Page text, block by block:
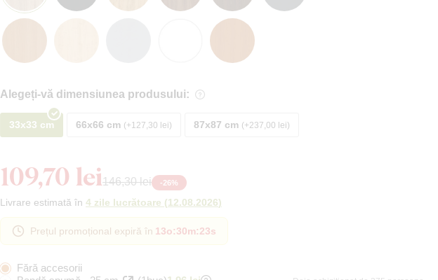
Alegeți-vă dimensiunea produsului:
33x33 cm 66x66 cm +127,30 lei 87x87 cm +237,00 lei
109,70 lei146,30 lei -26%
Livrare estimată în 4 zile lucrătoare (12.08.2026)
Prețul promoțional expiră în 13o:30m:21s
Fără accesorii